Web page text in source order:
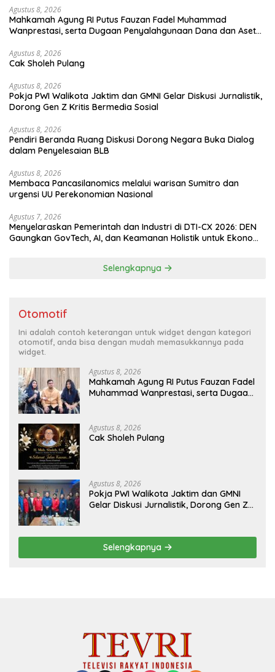
Agustus 8, 2026
Mahkamah Agung RI Putus Fauzan Fadel Muhammad
Wanprestasi, serta Dugaan Penyalahgunaan Dana dan Aset
Agustus 8, 2026
Cak Sholeh Pulang
Agustus 8, 2026
Pokja PWI Walikota Jaktim dan GMNI Gelar Diskusi Jurnalistik,
Dorong Gen Z Kritis Bermedia Sosial
Agustus 8, 2026
Pendiri Beranda Ruang Diskusi Dorong Negara Buka Dialog
dalam Penyelesaian BLB
Agustus 8, 2026
Membaca Pancasilanomics melalui warisan Sumitro dan
urgensi UU Perekonomian Nasional
Agustus 7, 2026
Menyelaraskan Pemerintah dan Industri di DTI-CX 2026: DEN
Gaungkan GovTech, AI, dan Keamanan Holistik untuk Ekonomi
Selengkapnya
Otomotif
Ini adalah contoh keterangan untuk widget dengan kategori
otomotif, anda bisa dengan mudah memasukkannya pada
widget.
Agustus 8, 2026
Mahkamah Agung RI Putus Fauzan Fadel
Muhammad Wanprestasi, serta Dugaan
Agustus 8, 2026
Cak Sholeh Pulang
Agustus 8, 2026
Pokja PWI Walikota Jaktim dan GMNI
Gelar Diskusi Jurnalistik, Dorong Gen Z
Selengkapnya